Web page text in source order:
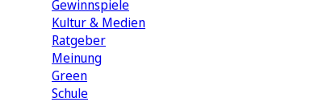
Gewinnspiele
Kultur & Medien
Ratgeber
Meinung
Green
Schule